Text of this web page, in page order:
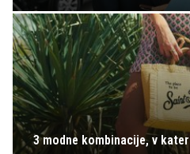
3 modne kombinacije, v